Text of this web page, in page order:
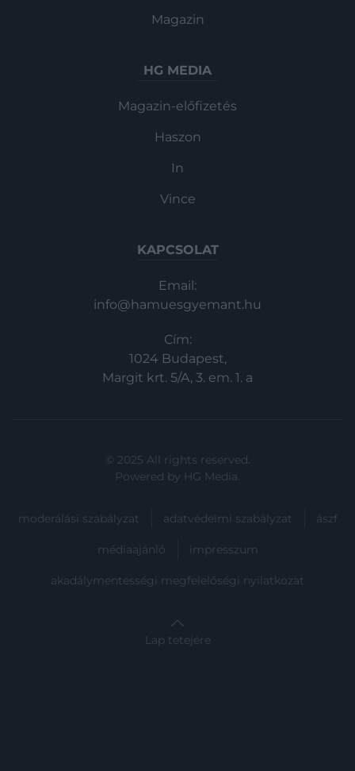
Magazin
HG MEDIA
Magazin-előfizetés
Haszon
In
Vince
KAPCSOLAT
Email:
info@hamuesgyemant.hu
Cím:
1024 Budapest,
Margit krt. 5/A, 3. em. 1. a
© 2025 All rights reserved.
Powered by HG Media.
moderálási szabályzat adatvédelmi szabályzat ászf
médiaajánló impresszum
akadálymentességi megfelelőségi nyilatkozat
Lap tetejére